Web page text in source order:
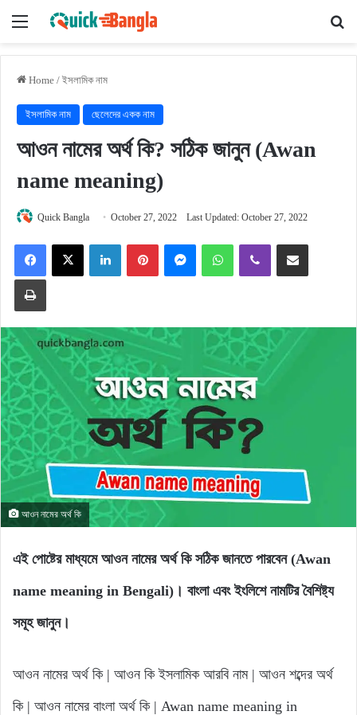
Menu
Home / ইসলামিক নাম
ইসলামিক নাম ছেলেদের একক নাম
আওন নামের অর্থ কি? সঠিক জানুন (Awan
name meaning)
Quick Bangla October 27, 2022 Last Updated: October 27, 2022
FacebookX LinkedInPinterestMessengerWhatsAppViber Share via Email
Print
আওন নামের অর্থ কি
এই পোষ্টের মাধ্যমে আওন নামের অর্থ কি সঠিক জানতে পারবেন (Awan
name meaning in Bengali)। বাংলা এবং ইংলিশে নামটির বৈশিষ্ট্য
সমূহ জানুন।
আওন নামের অর্থ কি | আওন কি ইসলামিক আরবি নাম | আওন শব্দের অর্থ
কি | আওন নামের বাংলা অর্থ কি | Awan name meaning in